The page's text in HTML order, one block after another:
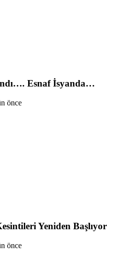
Esnaf İsyanda…
önce
Yeniden Başlıyor
önce